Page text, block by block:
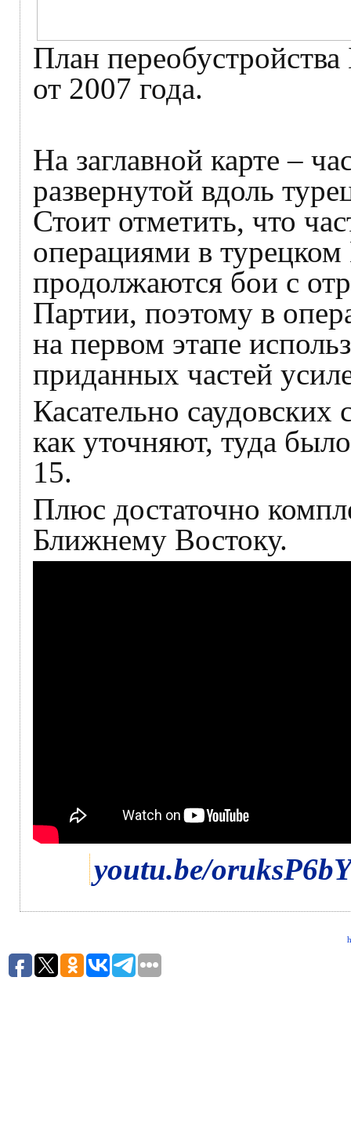
План
от 2007 года.
На заглавной карте –
развернутой вдоль
Стоит отметить, что
операциями в турецком
продолжаются бои с
Партии, поэтому в
на первом этапе
приданных частей
Касательно
как уточняют, туда
15.
Плюс достаточно
Ближнему Востоку.
youtu.be/